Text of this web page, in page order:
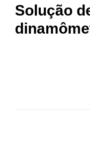
Solução